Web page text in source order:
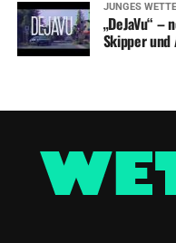
JUNGES
„DeJaVu“
Skipper und